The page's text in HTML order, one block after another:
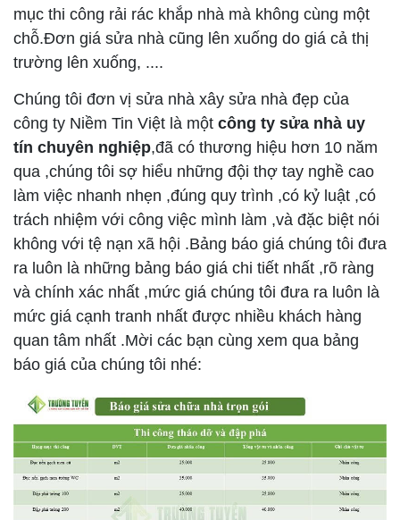
mục thi công rải rác khắp nhà mà không cùng một
chỗ.Đơn giá sửa nhà cũng lên xuống do giá cả thị
trường lên xuống, ....
Chúng tôi đơn vị sửa nhà xây sửa nhà đẹp của
công ty Niềm Tin Việt là một công ty sửa nhà uy
tín chuyên nghiệp,đã có thương hiệu hơn 10 năm
qua ,chúng tôi sợ hiểu những đội thợ tay nghề cao
làm việc nhanh nhẹn ,đúng quy trình ,có kỷ luật ,có
trách nhiệm với công việc mình làm ,và đặc biệt nói
không với tệ nạn xã hội .Bảng báo giá chúng tôi đưa
ra luôn là những bảng báo giá chi tiết nhất ,rõ ràng
và chính xác nhất ,mức giá chúng tôi đưa ra luôn là
mức giá cạnh tranh nhất được nhiều khách hàng
quan tâm nhất .Mời các bạn cùng xem qua bảng
báo giá của chúng tôi nhé: